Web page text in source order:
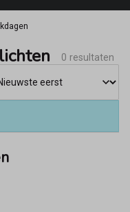
0 resultaten